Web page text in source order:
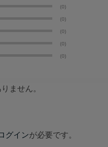
(0)
(0)
(0)
(0)
(0)
ません。
グインが必要です。